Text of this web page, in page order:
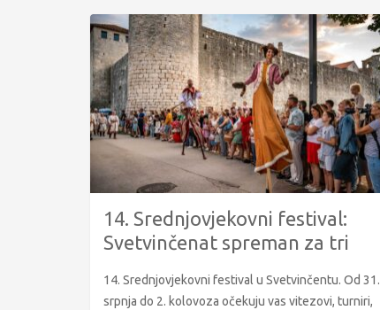
14. Srednjovjekovni festival:
Svetvinčenat spreman za tri
14. Srednjovjekovni festival u Svetvinčentu. Od 31.
srpnja do 2. kolovoza očekuju vas vitezovi, turniri,